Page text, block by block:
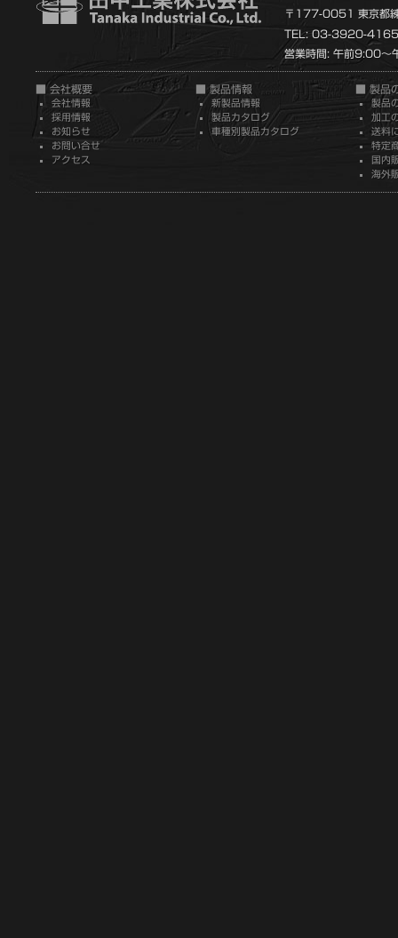
〒177-0051 東京都
TEL: 03-3920-4165
営業時間: 午前9:00～
■ 会社概要
会社情報
採用情報
お知らせ
お問い合せ
アクセス
■ 製品情報
新製品情報
製品カタログ
車種別製品カタログ
■ 製品
製品
加工
送料
特定
国内
海外